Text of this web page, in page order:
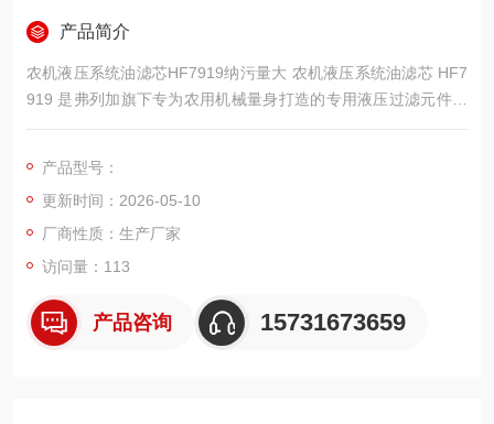
产品简介
农机液压系统油滤芯HF7919纳污量大 农机液压系统油滤芯 HF7
919 是弗列加旗下专为农用机械量身打造的专用液压过滤元件，
采用优质微玻璃纤维折叠滤材工艺，核心突出纳污量大的特性，
收割机、农用装载机等各类农机液压油路，高效拦截液压油中的
金属磨粒、田间粉尘、泥沙杂质与油泥胶质，具备耐振动、耐油
温、密封性好、互换性强等优势，能长期保持油液洁净
产品型号：
更新时间：2026-05-10
厂商性质：生产厂家
访问量：113
产品咨询 15731673659